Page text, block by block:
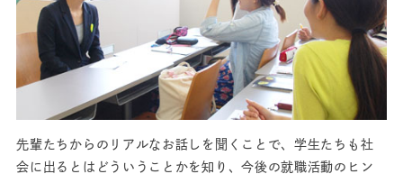
先輩たちからのリアルなお話しを聞くことで、学生たちも社
会に出るとはどういうことかを知り、今後の就職活動のヒン